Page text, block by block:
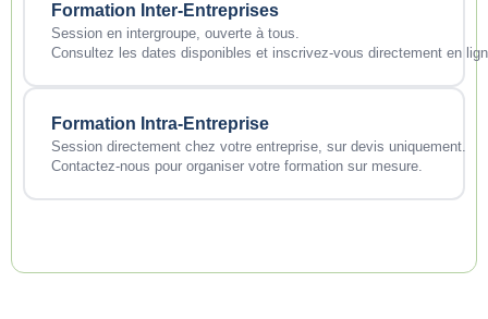
Formation Inter-Entreprises
Session en intergroupe, ouverte à tous.
Consultez les dates disponibles et inscrivez-vous directement en
Formation Intra-Entreprise
Session directement chez votre entreprise, sur devis uniquement.
Contactez-nous pour organiser votre formation sur mesure.